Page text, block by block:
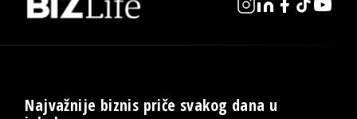
Najvažnije biznis priče svakog dana u